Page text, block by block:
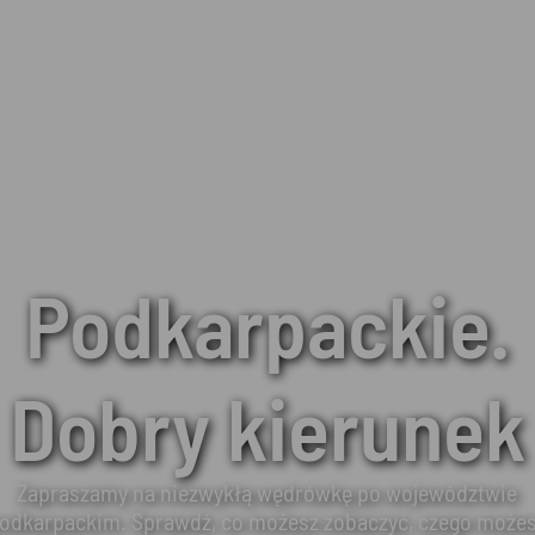
Podkarpackie.
Dobry kierunek
Zapraszamy na niezwykłą wędrówkę po województwie
Sprawdź, co możesz zobaczyć, czego